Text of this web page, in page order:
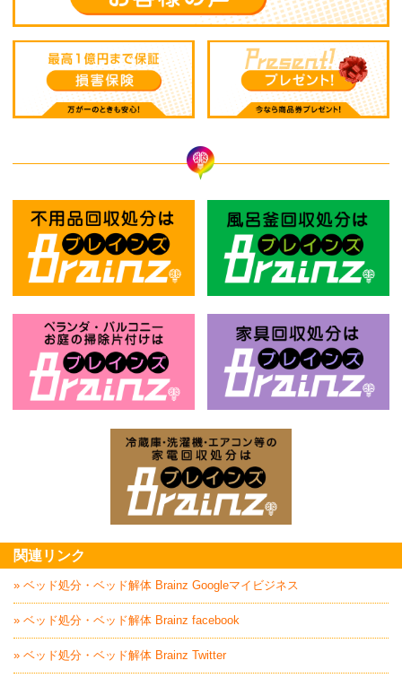
関連リンク
» ベッド処分・ベッド解体 Brainz Googleマイビジネス
» ベッド処分・ベッド解体 Brainz facebook
» ベッド処分・ベッド解体 Brainz Twitter